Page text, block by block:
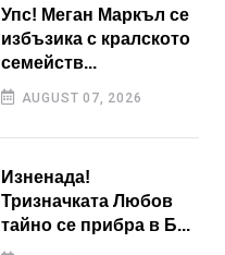
Упс! Меган Маркъл се
избъзика с кралското
семейств...
AUGUST 07, 2026
Изненада!
Тризначката Любов
тайно се прибра в Б...